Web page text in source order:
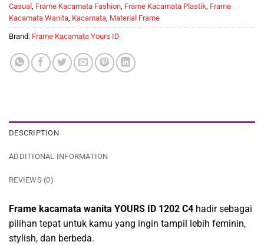
Casual , Frame Kacamata Fashion, Frame Kacamata Plastik, Frame
Kacamata Wanita, Kacamata, Material Frame
Brand: Frame Kacamata Yours ID
DESCRIPTION
ADDITIONAL INFORMATION
REVIEWS (0)
Frame kacamata wanita YOURS ID 1202 C4 hadir sebagai
pilihan tepat untuk kamu yang ingin tampil lebih feminin,
stylish, dan berbeda.